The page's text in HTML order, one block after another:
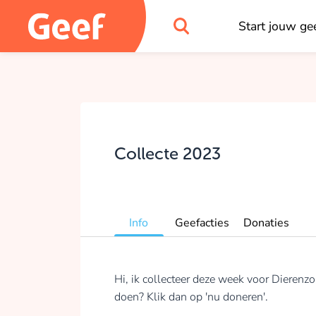
Start jouw
Collecte 2023
Info Geefacties Donaties
Hi, ik collecteer deze week voor
doen? Klik dan op 'nu doneren'.